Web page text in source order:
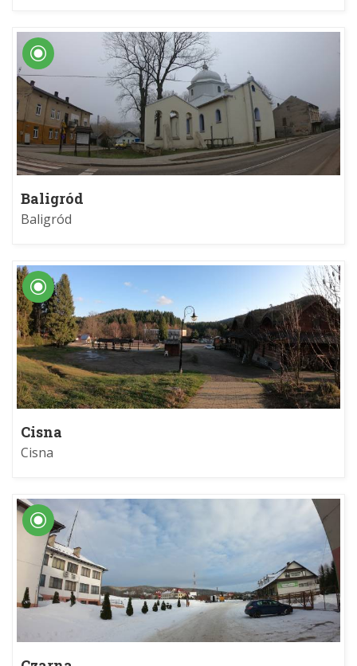
Baligród
Baligród
Cisna
Cisna